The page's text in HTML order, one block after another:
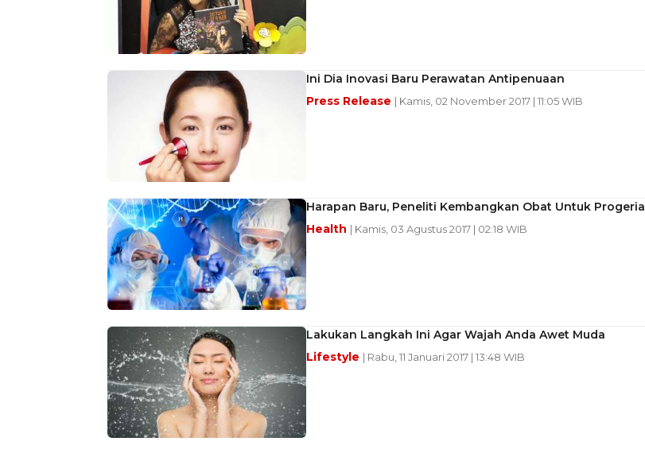
Ini Dia Inovasi Baru Perawatan Antipenuaan
Press Release | Kamis, 02 November 2017 | 11:05 WIB
Harapan Baru, Peneliti Kembangkan Obat Untuk Progeria
Health | Kamis, 03 Agustus 2017 | 02:18 WIB
Lakukan Langkah Ini Agar Wajah Anda Awet Muda
Lifestyle | Rabu, 11 Januari 2017 | 13:48 WIB